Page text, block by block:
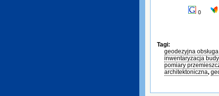
0
Tagi:
geodezyjna
inwentaryzacja
pomiary
architektoniczna,